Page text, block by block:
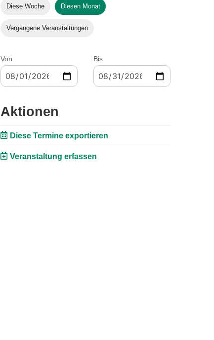
Diese Woche Diesen Monat
Vergangene Veranstaltungen
Von Bis
Aktionen
Diese Termine exportieren
Veranstaltung erfassen